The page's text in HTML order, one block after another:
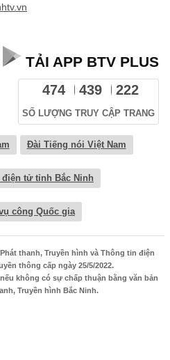
TẢI APP BTV PLUS
474 439 222
SỐ LƯỢNG TRUY CẬP TRANG
Đài Tiếng nói Việt Nam
tử tỉnh Bắc Ninh
công Quốc gia
thanh, Truyền hình và Thông tin điện
thông cấp ngày 25/5/2022.
không có sự chấp thuận bằng văn bản
Truyền hình Bắc Ninh.